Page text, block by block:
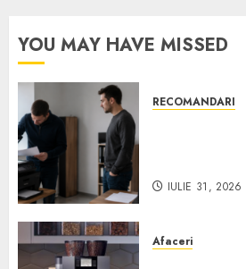
YOU MAY HAVE MISSED
RECOMANDARI
IULIE 31, 2026
Afaceri